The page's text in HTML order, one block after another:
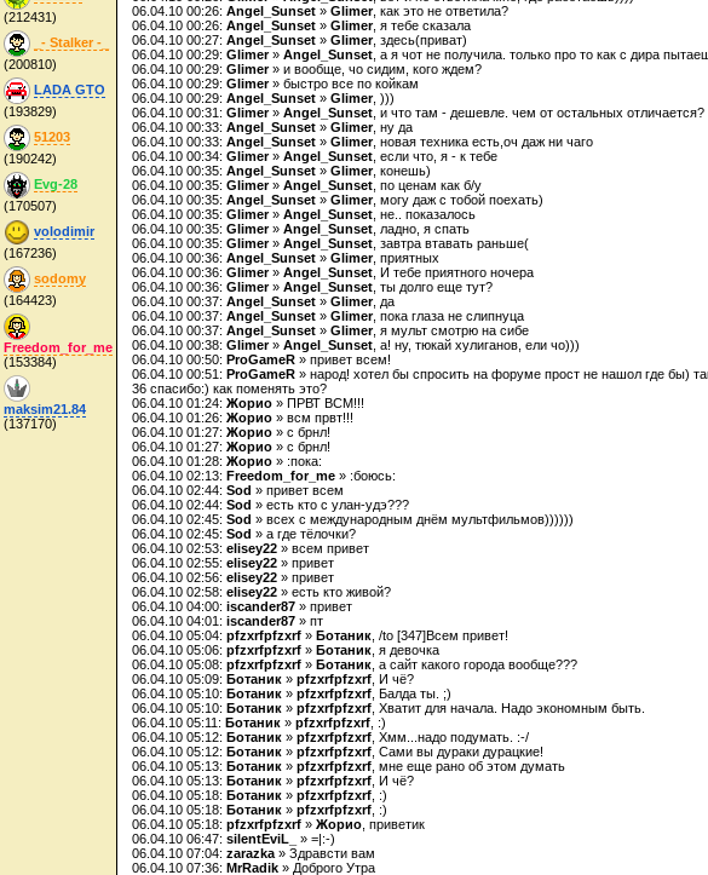
(212431)
_- Stalker -_
(200810)
LADA GTO
(193829)
51203
(190242)
Evg-28
(170507)
volodimir
(167236)
sodomy
(164423)
Freedom_for_me
(153384)
maksim21.84
(137170)
06.04.10 00:26: Angel_Sunset » Glimer, как это не ответила?
06.04.10 00:26: Angel_Sunset » Glimer, я тебе сказала
06.04.10 00:27: Angel_Sunset » Glimer, здесь(приват)
06.04.10 00:29: Glimer» Angel_Sunset , а я чот не получила. только про то как с дира
06.04.10 00:29: Glimer» и вообще, чо сидим, кого ждем?
06.04.10 00:29: Glimer» быстро все по койкам
06.04.10 00:29: Angel_Sunset » Glimer, )))
06.04.10 00:31: Glimer» Angel_Sunset , и что там - дешевле. чем от остальных отличается?
06.04.10 00:33: Angel_Sunset » Glimer, ну да
06.04.10 00:33: Angel_Sunset » Glimer, новая техника есть,оч даж ни чаго
06.04.10 00:34: Glimer» Angel_Sunset , если что, я - к тебе
06.04.10 00:35: Angel_Sunset » Glimer, конешь)
06.04.10 00:35: Glimer» Angel_Sunset , по ценам как б/у
06.04.10 00:35: Angel_Sunset » Glimer, могу даж с тобой поехать)
06.04.10 00:35: Glimer» Angel_Sunset , не.. показалось
06.04.10 00:35: Glimer» Angel_Sunset , ладно, я спать
06.04.10 00:35: Glimer» Angel_Sunset , завтра втавать раньше(
06.04.10 00:36: Angel_Sunset » Glimer, приятных
06.04.10 00:36: Glimer» Angel_Sunset , И тебе приятного ночера
06.04.10 00:36: Glimer» Angel_Sunset , ты долго еще тут?
06.04.10 00:37: Angel_Sunset » Glimer, да
06.04.10 00:37: Angel_Sunset » Glimer, пока глаза не слипнуца
06.04.10 00:37: Angel_Sunset » Glimer, я мульт смотрю на сибе
06.04.10 00:38: Glimer» Angel_Sunset , а! ну, тюкай хулиганов, ели чо)))
06.04.10 00:50: ProGameR » привет всем!
06.04.10 00:51: ProGameR » народ! хотел бы спросить на форуме прост не нашол где бы)
36 спасибо:) как поменять это?
06.04.10 01:24: Жорио » ПРВТ ВСМ!!!
06.04.10 01:26: Жорио » всм првт!!!
06.04.10 01:27: Жорио » с брнл!
06.04.10 01:27: Жорио » с брнл!
06.04.10 01:28: Жорио » :пока:
06.04.10 02:13: Freedom_for_me » :боюсь:
06.04.10 02:44: Sod » привет всем
06.04.10 02:44: Sod » есть кто с улан-удэ???
06.04.10 02:45: Sod » всех с международным днём мультфильмов))))))
06.04.10 02:45: Sod » а где тёлочки?
06.04.10 02:53: elisey22 » всем привет
06.04.10 02:55: elisey22 » привет
06.04.10 02:56: elisey22 » привет
06.04.10 02:58: elisey22 » есть кто живой?
06.04.10 04:00: iscander87 » привет
06.04.10 04:01: iscander87 » пт
06.04.10 05:04: pfzxrfpfzxrf » Ботаник , /to [347]Всем привет!
06.04.10 05:06: pfzxrfpfzxrf » Ботаник , я девочка
06.04.10 05:08: pfzxrfpfzxrf » Ботаник , а сайт какого города вообще???
06.04.10 05:09: Ботаник » pfzxrfpfzxrf , И чё?
06.04.10 05:10: Ботаник » pfzxrfpfzxrf , Балда ты. ;)
06.04.10 05:10: Ботаник » pfzxrfpfzxrf , Хватит для начала. Надо экономным быть.
06.04.10 05:11: Ботаник » pfzxrfpfzxrf , :)
06.04.10 05:12: Ботаник » pfzxrfpfzxrf , Хмм...надо подумать. :-/
06.04.10 05:12: Ботаник » pfzxrfpfzxrf , Сами вы дураки дурацкие!
06.04.10 05:13: Ботаник » pfzxrfpfzxrf , мне еще рано об этом думать
06.04.10 05:13: Ботаник » pfzxrfpfzxrf , И чё?
06.04.10 05:18: Ботаник » pfzxrfpfzxrf , :)
06.04.10 05:18: Ботаник » pfzxrfpfzxrf , :)
06.04.10 05:18: pfzxrfpfzxrf » Жорио , приветик
06.04.10 06:47: silentEviL_
» =|:-)
06.04.10 07:04: zarazka » Здравсти вам
06.04.10 07:36: MrRadik » Доброго Утра